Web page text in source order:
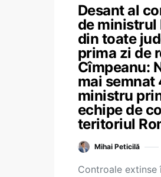
Desant al
de ministrul
din toate
prima zi de
Cîmpeanu:
mai semnat
ministru
echipe de
teritoriul
Mihai Peticilă
Controale